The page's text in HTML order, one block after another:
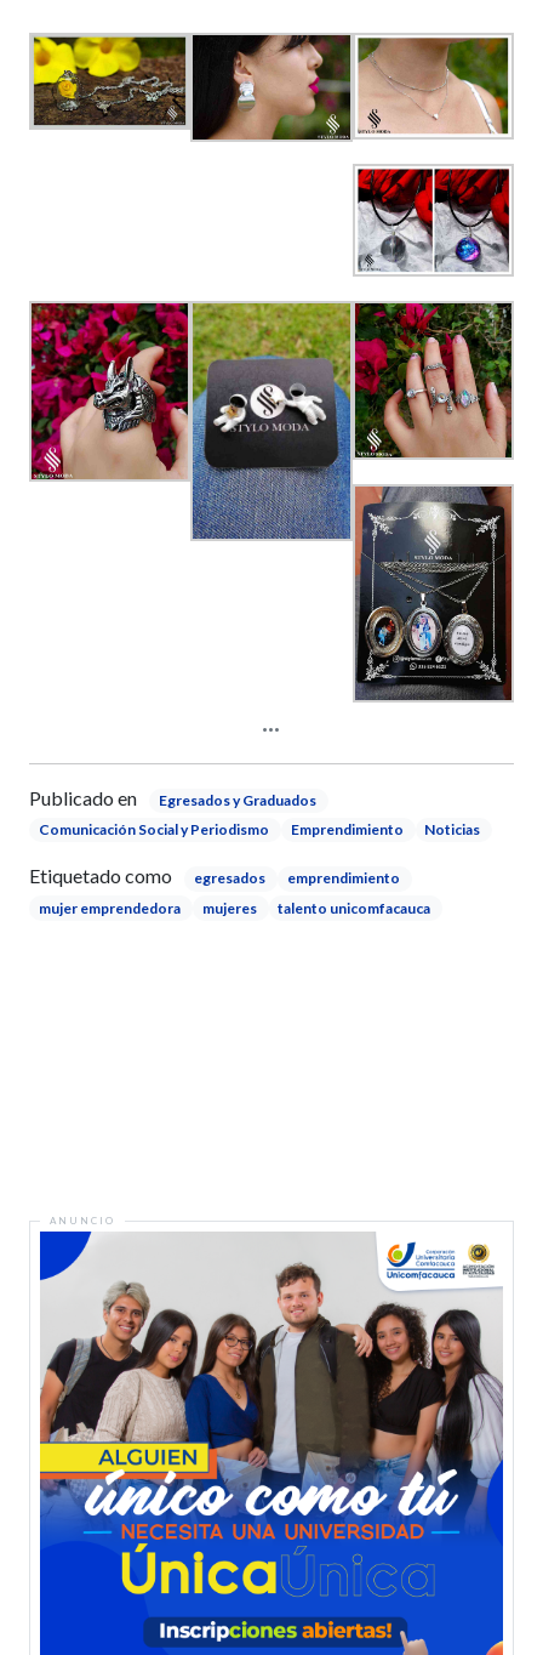
Publicado en
Egresados y Graduados
Comunicación Social y Periodismo
Emprendimiento Noticias
Etiquetado como egresados
emprendimiento
mujer emprendedora
mujeres talento unicomfacauca